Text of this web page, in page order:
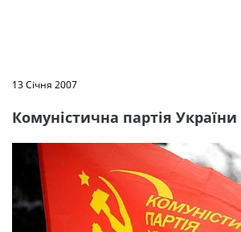
13 Січня 2007
Комуністична партія України